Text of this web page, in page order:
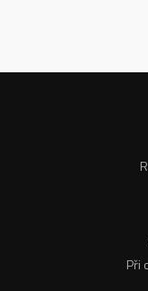
Při